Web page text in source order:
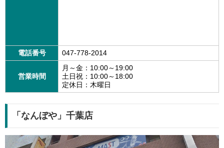
電話番号 047-778-2014
営業時間
月～金：10:00～19:00
土日祝：10:00～18:00
定休日：木曜日
「なんぼや」千葉店